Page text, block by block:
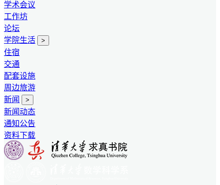
学术会议
工作坊
论坛
学院生活
>
住宿
交通
配套设施
周边旅游
新闻
>
新闻动态
通知公告
资料下载